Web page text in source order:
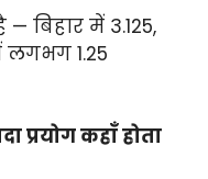
बिहार में 3.125,
लगभग 1.25
प्रयोग कहाँ होता